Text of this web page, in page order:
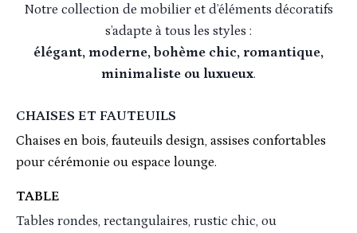
Notre collection de mobilier et d’éléments décoratifs
s’adapte à tous les styles :
élégant, moderne, bohème chic, romantique,
minimaliste ou luxueux.
CHAISES ET FAUTEUILS
Chaises en bois, fauteuils design, assises confortables
pour cérémonie ou espace lounge.
TABLE
Tables rondes, rectangulaires, rustic chic, ou